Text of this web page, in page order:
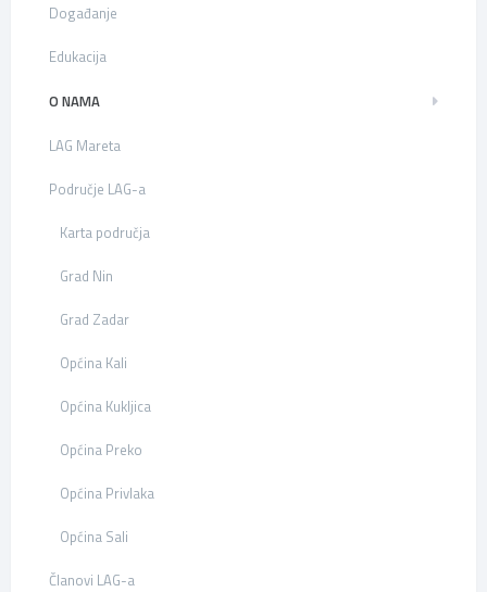
Događanje
Edukacija
O NAMA
LAG Mareta
Područje LAG-a
Karta područja
Grad Nin
Grad Zadar
Općina Kali
Općina Kukljica
Općina Preko
Općina Privlaka
Općina Sali
Članovi LAG-a